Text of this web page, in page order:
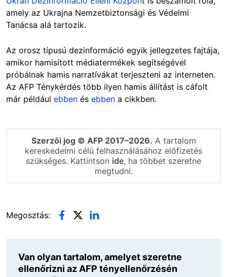
amely az Ukrajna Nemzetbiztonsági és Védelmi
Tanácsa alá tartozik.
Az orosz típusú dezinformáció egyik jellegzetes fajtája,
amikor hamisított médiatermékek segítségével
próbálnak hamis narratívákat terjeszteni az interneten.
Az AFP Ténykérdés több ilyen hamis állítást is cáfolt
már például ebben és ebben a cikkben.
Szerzői jog © AFP 2017–2026. A tartalom
kereskedelmi célú felhasználásához előfizetés
szükséges. Kattintson ide, ha többet szeretne
megtudni.
Megosztás:
Van olyan tartalom, amelyet szeretne
ellenőrizni az AFP tényellenőrzésén